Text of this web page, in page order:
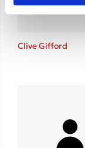
Clive Gifford